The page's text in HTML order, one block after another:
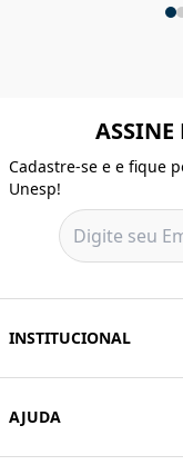
ASSINE
Cadastre-se e e fique
Unesp!
INSTITUCIONAL
AJUDA